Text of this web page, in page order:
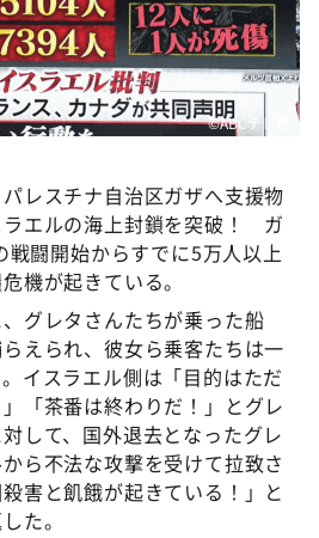
©ABCテレビ
レスチナ自治区ガザへ支援物
エルの海上封鎖を突破！ ガ
闘開始からすでに5万人以上
機が起きている。
グレタさんたちが乗った船
えられ、彼女ら乗客たちは一
イスラエル側は「目的はただ
「茶番は終わりだ！」とグレ
して、国外退去となったグレ
ら不法な攻撃を受けて拉致さ
害と飢餓が起きている！」と
た。